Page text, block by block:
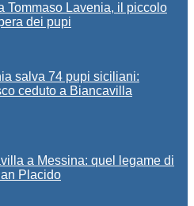
Tommaso Lavenia, il piccolo
dei pupi
salva 74 pupi siciliani:
ceduto a Biancavilla
a Messina: quel legame di
Placido